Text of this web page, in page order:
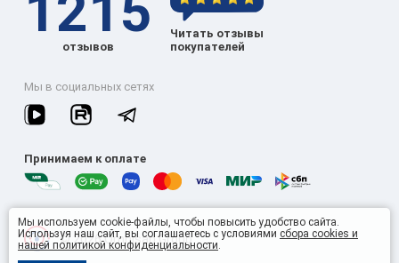
отзывов
Читать отзывы
покупателей
Мы в социальных сетях
Принимаем к оплате
© 2026 Omnisan Group
Мы используем cookie-файлы, чтобы повысить удобство сайта.
Используя наш сайт, вы соглашаетесь с условиями сбора cookies и
нашей политикой конфиденциальности.